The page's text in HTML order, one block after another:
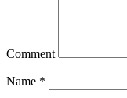
Comment
Name *